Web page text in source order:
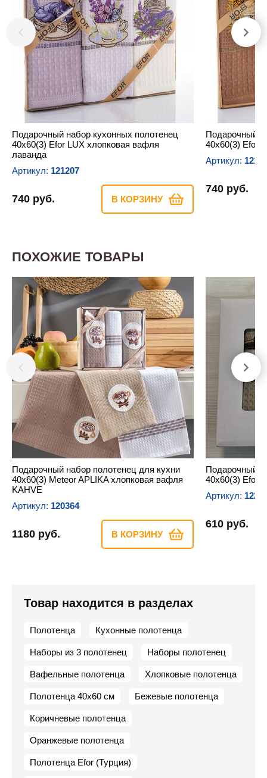
Подарочный набор кухонных полотенец
40х60(3) Efor LUX хлопковая вафля
лаванда
Артикул: 121207
740 руб. В КОРЗИНУ
Подарочный
40х60(3) Efor
Артикул:
740 руб.
ПОХОЖИЕ ТОВАРЫ
Подарочный набор полотенец для кухни
40х60(3) Meteor APLIKA хлопковая вафля
KAHVE
Артикул: 120364
1180 руб. В КОРЗИНУ
Подарочный
40х60(3) Efor
Артикул:
610 руб.
Товар находится в разделах
Полотенца Кухонные полотенца
Наборы из 3 полотенец Наборы полотенец
Вафельные полотенца Хлопковые полотенца
Полотенца 40х60 см Бежевые полотенца
Коричневые полотенца
Оранжевые полотенца
Полотенца Efor (Турция)